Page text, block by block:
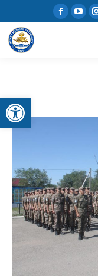
Открыть панель